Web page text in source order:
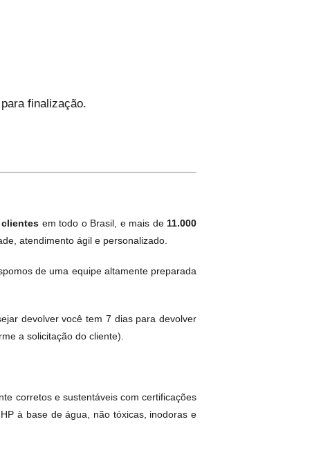
finalização.
clientes em todo o Brasil, e mais de11.000
atendimento ágil e personalizado.
de uma equipe altamente preparada
devolver você tem 7 dias para devolver
a solicitação do cliente).
corretos e sustentáveis com certificações
à base de água, não tóxicas, inodoras e